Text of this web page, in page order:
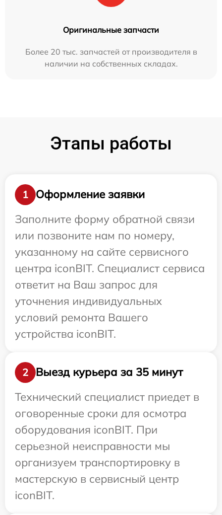
Оригинальные запчасти
Более 20 тыс. запчастей от производителя в
наличии на собственных складах.
Этапы работы
1
Оформление заявки
Заполните форму обратной связи
или позвоните нам по номеру,
указанному на сайте сервисного
центра iconBIT. Специалист сервиса
ответит на Ваш запрос для
уточнения индивидуальных
условий ремонта Вашего
устройства iconBIT.
2
Выезд курьера за 35 минут
Технический специалист приедет в
оговоренные сроки для осмотра
оборудования iconBIT. При
серьезной неисправности мы
организуем транспортировку в
мастерскую в сервисный центр
iconBIT.